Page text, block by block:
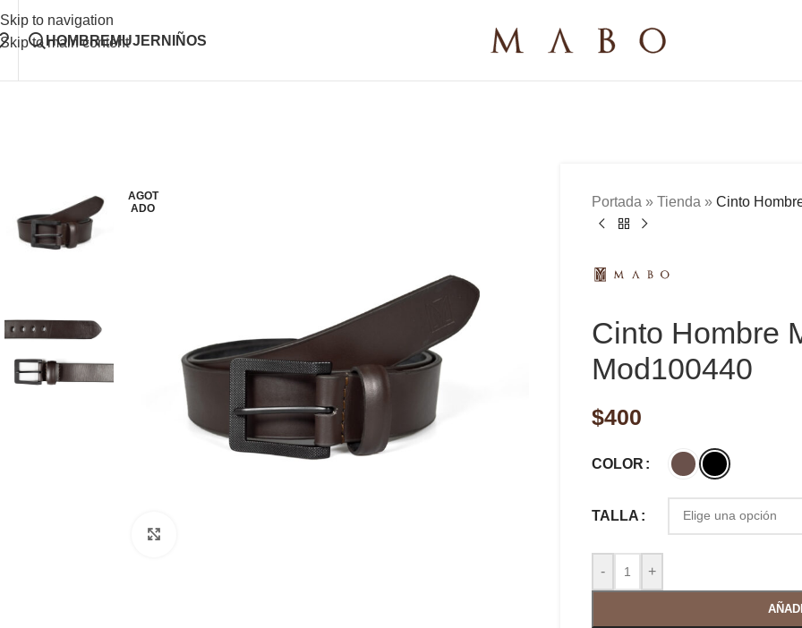
Skip to navigation
Skip to main content
HOMBREMUJER NIÑOS
AGOT
ADO
Portada » Tienda » Cinto
Cinto Hombre
Mod100440
$400
COLOR
TALLA
- +